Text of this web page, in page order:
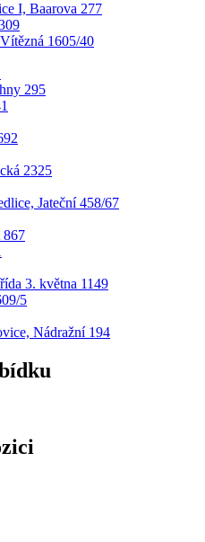
I, Baarova 277
1605/40
295
2325
Jateční 458/67
867
3. května 1149
5
Nádražní 194